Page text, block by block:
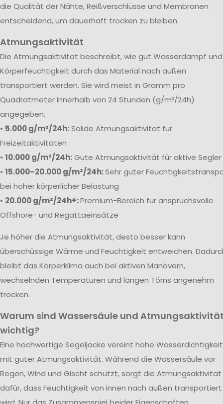
die Qualität der Nähte, Reißverschlüsse und Membranen
entscheidend, um dauerhaft trocken zu bleiben.
Atmungsaktivität
Die Atmungsaktivität beschreibt, wie gut Wasserdampf und
Körperfeuchtigkeit durch das Material nach außen
transportiert werden. Sie wird meist in Gramm pro
Quadratmeter innerhalb von 24 Stunden (g/m²/24h)
angegeben.
• 5.000 g/m²/24h:Solide Atmungsaktivität für
Freizeitaktivitäten
• 10.000 g/m²/24h:Gute Atmungsaktivität für aktive Segler
• 15.000–20.000 g/m²/24h:Sehr guter
bei hoher körperlicher Belastung
• 20.000 g/m²/24h+:Premium-Bereich für anspruchsvolle
Offshore- und Regattaeinsätze
Je höher die Atmungsaktivität, desto besser kann
überschüssige Wärme und Feuchtigkeit entweichen.
bleibt das Körperklima auch bei aktiven Manövern,
wechselnden Temperaturen und langen Törns angenehm
trocken.
Warum sind Wassersäule und
wichtig?
Eine hochwertige Segeljacke vereint hohe Wasserdichtigkeit
mit guter Atmungsaktivität. Während die Wassersäule vor
Regen, Wind und Gischt schützt, sorgt die Atmungsaktivität
dafür, dass Feuchtigkeit von innen nach außen transportiert